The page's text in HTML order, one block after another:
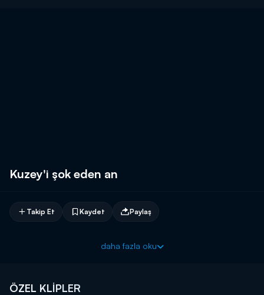
Kuzey'i şok eden an
Takip Et Kaydet Paylaş
daha fazla oku
ÖZEL KLİPLER